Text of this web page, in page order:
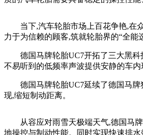
当下,汽车轮胎市场上百花争艳,在
力于为信赖的顾客,筑就轮胎界的“全能
德国马牌轮胎UC7开拓了三大黑
不易听到的低频率声波提供安静的车
德国马牌轮胎UC7延续了德国马
现,缩短制动距离。
从容应对雨雪天极端天气,德国马
地操控与制动性能。同时实现快速排